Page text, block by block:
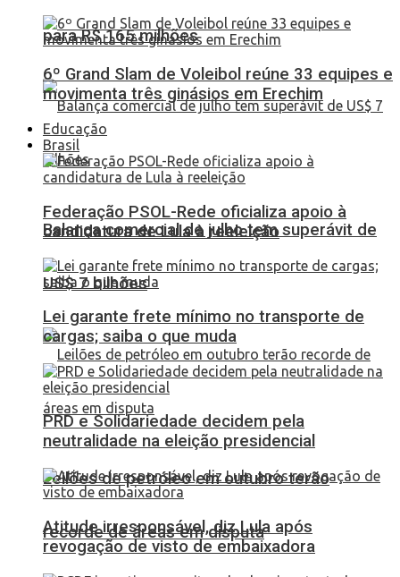
para R$ 165 milhões
Balança comercial de julho tem superávit de
US$ 7 bilhões
Leilões de petróleo em outubro terão
recorde de áreas em disputa
6º Grand Slam de Voleibol reúne 33 equipes e
movimenta três ginásios em Erechim
Educação
Brasil
Federação PSOL-Rede oficializa apoio à
candidatura de Lula à reeleição
Lei garante frete mínimo no transporte de
cargas; saiba o que muda
PRD e Solidariedade decidem pela
neutralidade na eleição presidencial
Atitude irresponsável, diz Lula após
revogação de visto de embaixadora